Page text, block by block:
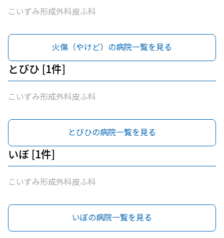
こいずみ形成外科皮ふ科
火傷（やけど）の病院一覧を見る
とびひ [1件]
こいずみ形成外科皮ふ科
とびひの病院一覧を見る
いぼ [1件]
こいずみ形成外科皮ふ科
いぼの病院一覧を見る